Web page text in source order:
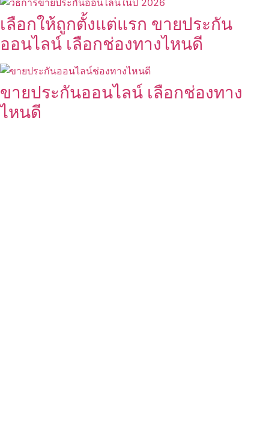
เลือกให้ถูกตั้งแต่แรก ขายประกัน
ออนไลน์ เลือกช่องทางไหนดี
ขายประกันออนไลน์ เลือกช่องทาง
ไหนดี